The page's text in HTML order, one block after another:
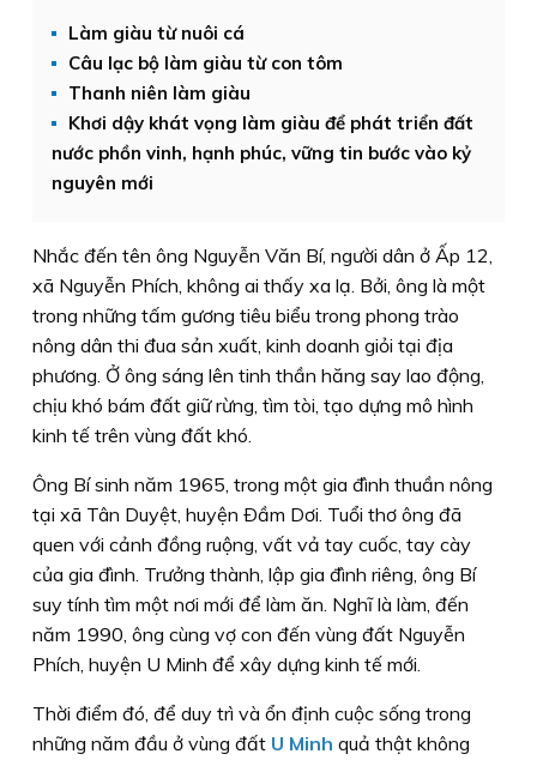
Làm giàu từ nuôi cá
Câu lạc bộ làm giàu từ con tôm
Thanh niên làm giàu
Khơi dậy khát vọng làm giàu để phát triển đất
nước phồn vinh, hạnh phúc, vững tin bước vào kỷ
nguyên mới
Nhắc đến tên ông Nguyễn Văn Bí, người dân ở Ấp 12,
xã Nguyễn Phích, không ai thấy xa lạ. Bởi, ông là một
trong những tấm gương tiêu biểu trong phong trào
nông dân thi đua sản xuất, kinh doanh giỏi tại địa
phương. Ở ông sáng lên tinh thần hăng say lao động,
chịu khó bám đất giữ rừng, tìm tòi, tạo dựng mô hình
kinh tế trên vùng đất khó.
Ông Bí sinh năm 1965, trong một gia đình thuần nông
tại xã Tân Duyệt, huyện Ðầm Dơi. Tuổi thơ ông đã
quen với cảnh đồng ruộng, vất vả tay cuốc, tay cày
của gia đình. Trưởng thành, lập gia đình riêng, ông Bí
suy tính tìm một nơi mới để làm ăn. Nghĩ là làm, đến
năm 1990, ông cùng vợ con đến vùng đất Nguyễn
Phích, huyện U Minh để xây dựng kinh tế mới.
Thời điểm đó, để duy trì và ổn định cuộc sống trong
những năm đầu ở vùng đất U Minh quả thật không